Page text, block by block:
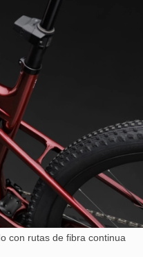
con rutas de fibra continua